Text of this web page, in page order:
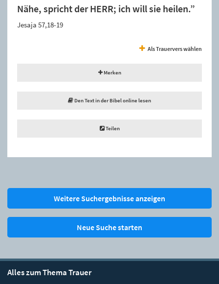
Nähe, spricht der HERR; ich will sie heilen.”
Jesaja 57,18-19
Als Trauervers wählen
Merken
Den Text in der Bibel online lesen
Teilen
Weitere Suchergebnisse anzeigen
Neue Suche starten
Alles zum Thema Trauer